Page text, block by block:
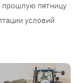
прошлую пятницу
условий